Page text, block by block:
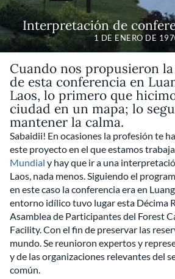
Interpretación de
1 DE ENERO DE
Cuando nos propusieron
de esta conferencia en
Laos, lo primero que
ciudad en un mapa; lo
mantener la calma.
Sabaidii! En ocasiones la profesión te
este proyecto en el que estamos
Mundial y hay que ir a una
Laos, nada menos. Siguiendo el
en este caso la conferencia era en
entorno idílico tuvo lugar esta Décima
Asamblea de Participantes del Forest
Facility. Con el fin de preservar las
mundo. Se reunioron expertos y
y de las organizaciones relevantes del
común.